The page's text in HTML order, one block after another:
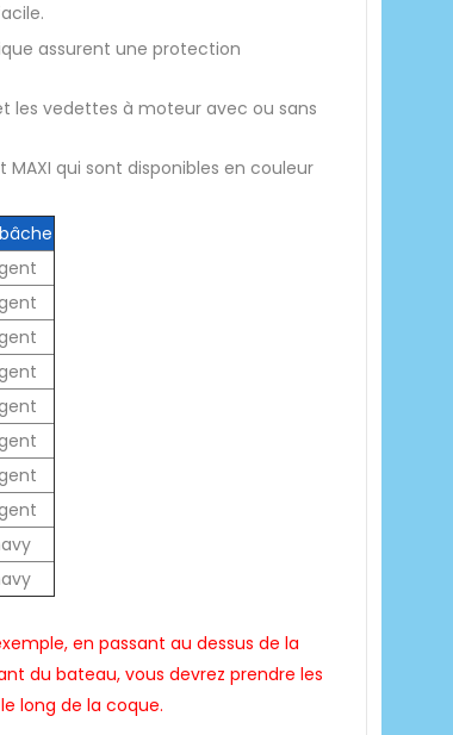
assurent une protection
les vedettes à moteur avec ou sans
qui sont disponibles en couleur
en passant au dessus de la
du bateau, vous devrez prendre les
long de la coque.